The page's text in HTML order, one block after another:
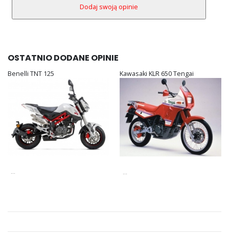
OSTATNIO DODANE OPINIE
Benelli TNT 125 Kawasaki KLR 650 Tengai